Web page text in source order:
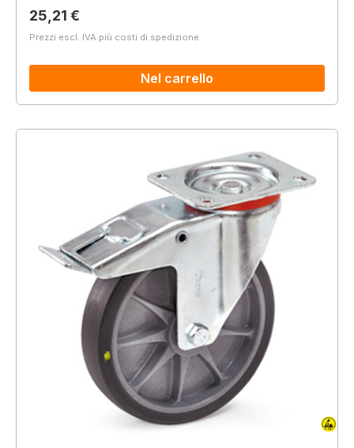
Prezzo normale:
25,21 €
Prezzi escl. IVA più costi di spedizione
Nel carrello